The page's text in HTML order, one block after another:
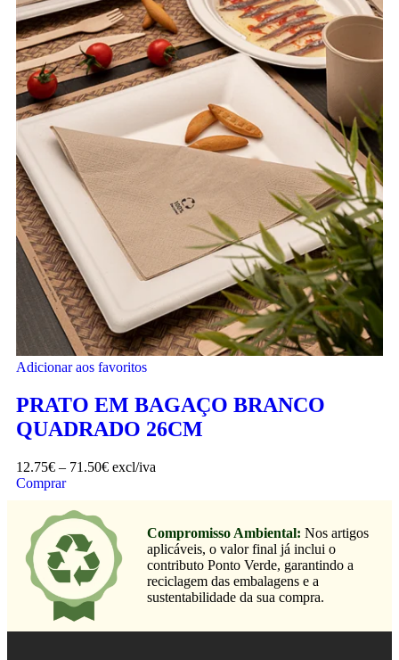
Adicionar aos favoritos
PRATO EM BAGAÇO BRANCO
QUADRADO 26CM
12.75€ – 71.50€ excl/iva
Comprar
Compromisso Ambiental: Nos artigos
aplicáveis, o valor final já inclui o
contributo Ponto Verde, garantindo a
reciclagem das embalagens e a
sustentabilidade da sua compra.